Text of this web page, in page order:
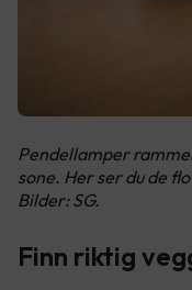
Pendellamper
sone. Her ser du de
Bilder: SG.
Finn riktig